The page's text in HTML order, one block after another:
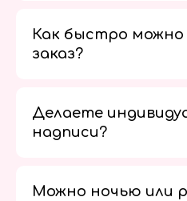
Как быстро можно
заказ?
Делаете
надписи?
Можно ночью или